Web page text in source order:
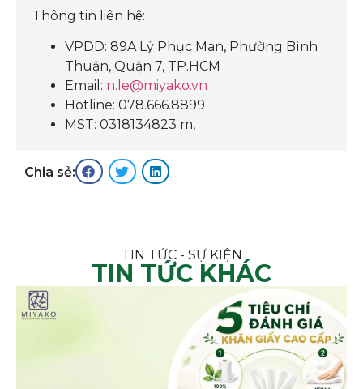
Thông tin liên hệ:
VPDD: 89A Lý Phục Man, Phường Bình
Thuận, Quận 7, TP.HCM
Email: n.le@miyako.vn
Hotline: 078.666.8899
MST: 0318134823 m,
Chia sẻ:
TIN TỨC - SỰ KIỆN
TIN TỨC KHÁC